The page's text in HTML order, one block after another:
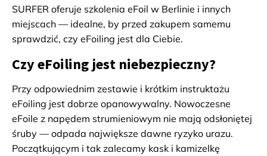
SURFER oferuje szkolenia eFoil w Berlinie i innych
miejscach — idealne, by przed zakupem samemu
sprawdzić, czy eFoiling jest dla Ciebie.
Czy eFoiling jest niebezpieczny?
Przy odpowiednim zestawie i krótkim instruktażu
eFoiling jest dobrze opanowywalny. Nowoczesne
eFoile z napędem strumieniowym nie mają odsłoniętej
śruby — odpada największe dawne ryzyko urazu.
Początkującym i tak zalecamy kask i kamizelkę